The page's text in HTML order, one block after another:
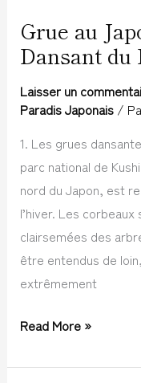
Grue au
Dansant du
Laisser un
Paradis Japonais/
1. Les grues
parc national de
nord du Japon, est
l’hiver. Les
clairsemées des
être entendus de
extrêmement
Grue
au
:
l’Oiseau
Dansant
du
Bonheur
Read More »